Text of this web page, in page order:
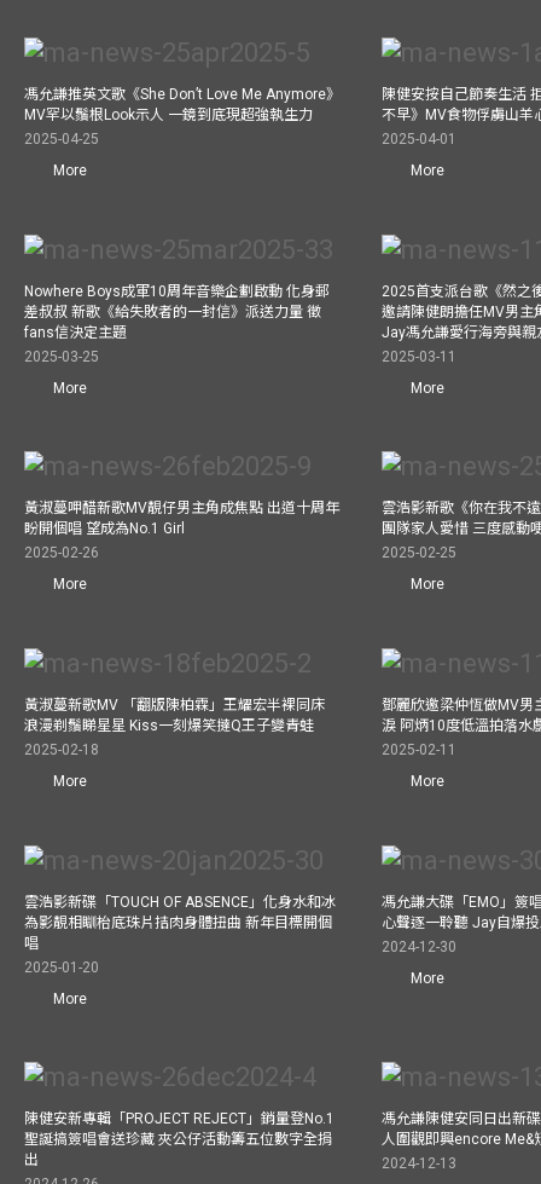
馮允謙推英文歌《She Don’t Love Me Anymore》
MV罕以鬚根Look示人 一鏡到底現超強執生力
2025-04-25
More
陳健安按自己節奏生活
不早》MV食物俘虜山羊
2025-04-01
More
Nowhere Boys成軍10周年音樂企劃啟動 化身郵
差叔叔 新歌《給失敗者的一封信》派送力量 徵
fans信決定主題
2025-03-25
More
2025首支派台歌《然之
邀請陳健朗擔任MV男主
Jay馮允謙愛行海旁與
2025-03-11
More
黃淑蔓呷醋新歌MV靚仔男主角成焦點 出道十周年
盼開個唱 望成為No.1 Girl
2025-02-26
More
雲浩影新歌《你在我不
團隊家人愛惜 三度感動
2025-02-25
More
黃淑蔓新歌MV 「翻版陳柏霖」王耀宏半裸同床
浪漫剃鬚睇星星 Kiss一刻爆笑撻Q王子變青蛙
2025-02-18
More
鄧麗欣邀梁仲恆做MV男
淚 阿炳10度低溫拍落水
2025-02-11
More
雲浩影新碟「TOUCH OF ABSENCE」化身水和冰
為影靚相瞓枱底珠片拮肉身體扭曲 新年目標開個
唱
2025-01-20
More
馮允謙大碟「EMO」簽
心聲逐一聆聽 Jay自爆
2024-12-30
More
陳健安新專輯「PROJECT REJECT」銷量登No.1
聖誕搞簽唱會送珍藏 夾公仔活動籌五位數字全捐
出
馮允謙陳健安同日出新
人圍觀即興encore Me&
2024-12-13